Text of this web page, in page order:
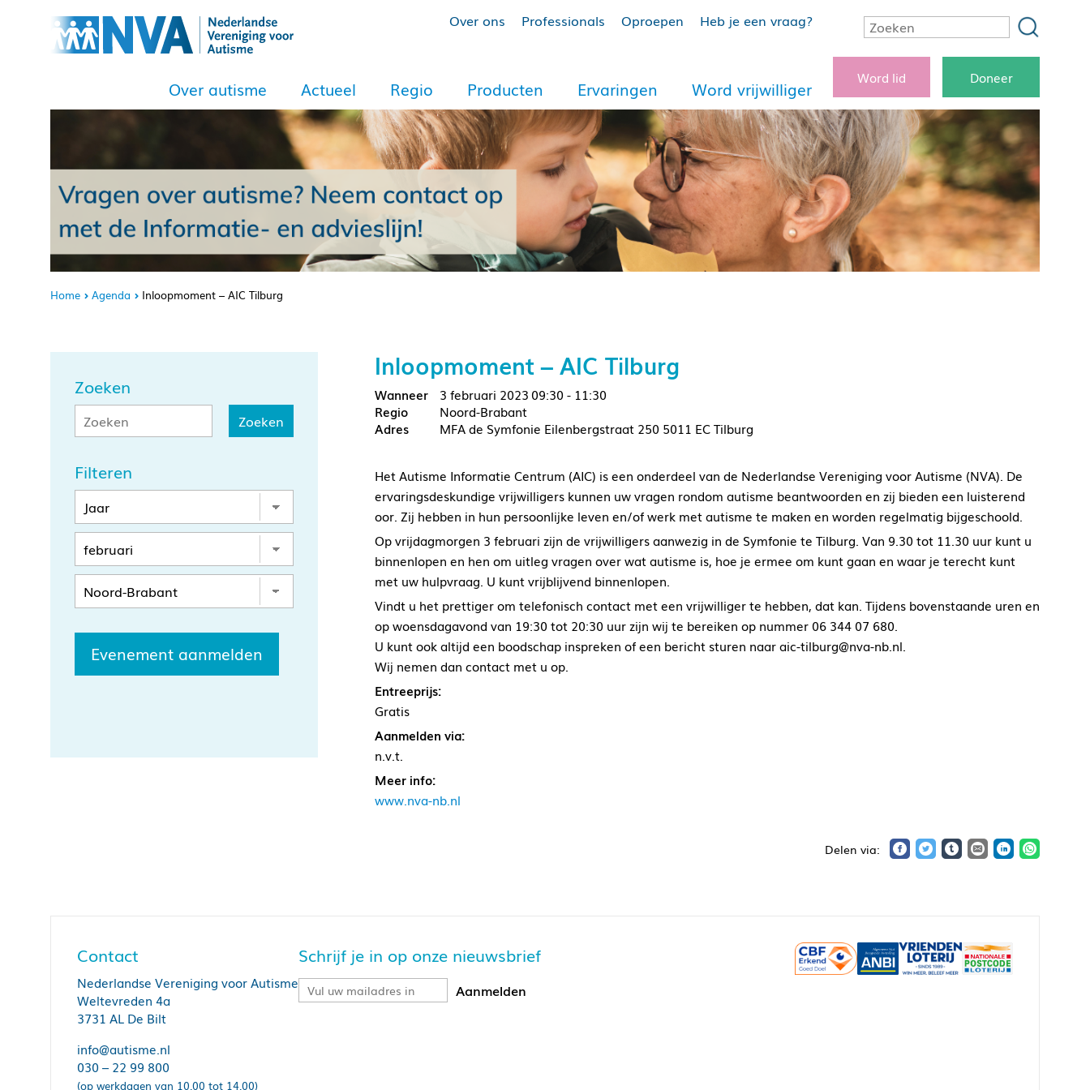
Over ons Professionals Oproepen Heb je een vraag?
Over autisme Actueel Regio Producten Ervaringen Word vrijwilliger
Word lid Doneer
Home Agenda Inloopmoment – AIC Tilburg
Zoeken
Filteren
Evenement aanmelden
Inloopmoment – AIC Tilburg
3 februari 2023 09:30 - 11:30
Noord-Brabant
MFA de Symfonie Eilenbergstraat 250 5011 EC Tilburg
Het Autisme Informatie Centrum (AIC) is een onderdeel van de Nederlandse Vereniging voor Autisme (NVA). De
ervaringsdeskundige vrijwilligers kunnen uw vragen rondom autisme beantwoorden en zij bieden een luisterend
oor. Zij hebben in hun persoonlijke leven en/of werk met autisme te maken en worden regelmatig bijgeschoold.
Op vrijdagmorgen 3 februari zijn de vrijwilligers aanwezig in de Symfonie te Tilburg. Van 9.30 tot 11.30 uur kunt u
binnenlopen en hen om uitleg vragen over wat autisme is, hoe je ermee om kunt gaan en waar je terecht kunt
met uw hulpvraag. U kunt vrijblijvend binnenlopen.
Vindt u het prettiger om telefonisch contact met een vrijwilliger te hebben, dat kan. Tijdens bovenstaande uren en
op woensdagavond van 19:30 tot 20:30 uur zijn wij te bereiken op nummer 06 344 07 680.
U kunt ook altijd een boodschap inspreken of een bericht sturen naar aic-tilburg@nva-nb.nl.
Wij nemen dan contact met u op.
Entreeprijs:
Gratis
Aanmelden via:
n.v.t.
Meer info:
www.nva-nb.nl
Contact
Nederlandse Vereniging voor Autisme
Weltevreden 4a
3731 AL De Bilt
info@autisme.nl
030 – 22 99 800
(op werkdagen van 10.00 tot 14.00)
Schrijf je in op onze nieuwsbrief